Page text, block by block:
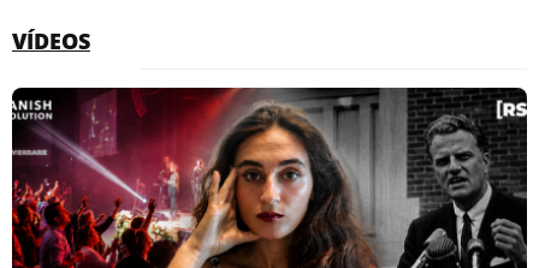
VÍDEOS